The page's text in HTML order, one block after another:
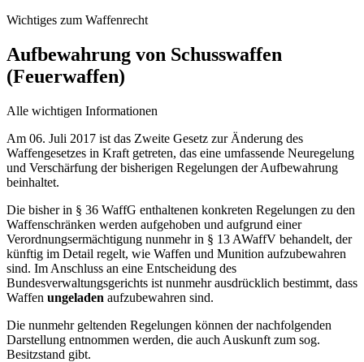
Wichtiges zum Waffenrecht
Aufbewahrung von Schusswaffen
(Feuerwaffen)
Alle wichtigen Informationen
Am 06. Juli 2017 ist das Zweite Gesetz zur Änderung des
Waffengesetzes in Kraft getreten, das eine umfassende Neuregelung
und Verschärfung der bisherigen Regelungen der Aufbewahrung
beinhaltet.
Die bisher in § 36 WaffG enthaltenen konkreten Regelungen zu den
Waffenschränken werden aufgehoben und aufgrund einer
Verordnungsermächtigung nunmehr in § 13 AWaffV behandelt, der
künftig im Detail regelt, wie Waffen und Munition aufzubewahren
sind. Im Anschluss an eine Entscheidung des
Bundesverwaltungsgerichts ist nunmehr ausdrücklich bestimmt, dass
Waffen ungeladen aufzubewahren sind.
Die nunmehr geltenden Regelungen können der nachfolgenden
Darstellung entnommen werden, die auch Auskunft zum sog.
Besitzstand gibt.